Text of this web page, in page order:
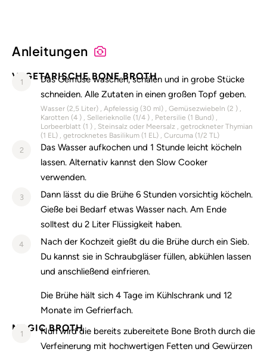
Anleitungen
VEGETARISCHE BONE BROTH
1
Das Gemüse waschen, schälen und in grobe Stücke
schneiden. Alle Zutaten in einen großen Topf geben.
Wasser (2,5 Liter) Apfelessig (30 ml) Gemüsezwiebeln (2 )
Karotten (4 ) Sellerieknolle (1/4 ) Petersilie (1 Bund)
Lorbeerblatt (1 ) Steinsalz oder Meersalz
getrockneter Thymian
(1 EL) getrocknetes Basilikum (1 EL) Curcuma (1/2 TL)
2
Das Wasser aufkochen und 1 Stunde leicht köcheln
lassen. Alternativ kannst den Slow Cooker
verwenden.
3
Dann lässt du die Brühe 6 Stunden vorsichtig köcheln.
Gieße bei Bedarf etwas Wasser nach. Am Ende
solltest du 2 Liter Flüssigkeit haben.
4
Nach der Kochzeit gießt du die Brühe durch ein Sieb.
Du kannst sie in Schraubgläser füllen, abkühlen lassen
und anschließend einfrieren.
Die Brühe hält sich 4 Tage im Kühlschrank und 12
Monate im Gefrierfach.
MAGIC BROTH
1
Nun wird die bereits zubereitete Bone Broth durch die
Verfeinerung mit hochwertigen Fetten und Gewürzen